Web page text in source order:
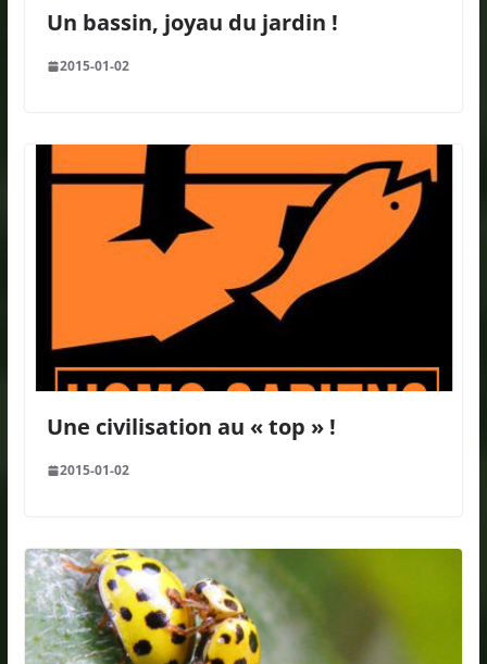
Un bassin, joyau du jardin !
2015-01-02
Une civilisation au « top » !
2015-01-02